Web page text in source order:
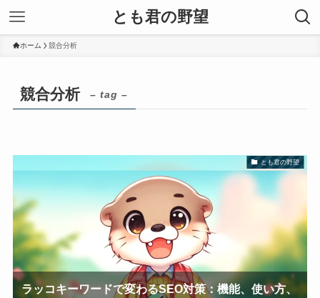
とも君の野望
ホーム 競合分析
競合分析 – tag –
とも君の野望
ラッコキーワードで変わるSEO対策：機能、使い方、